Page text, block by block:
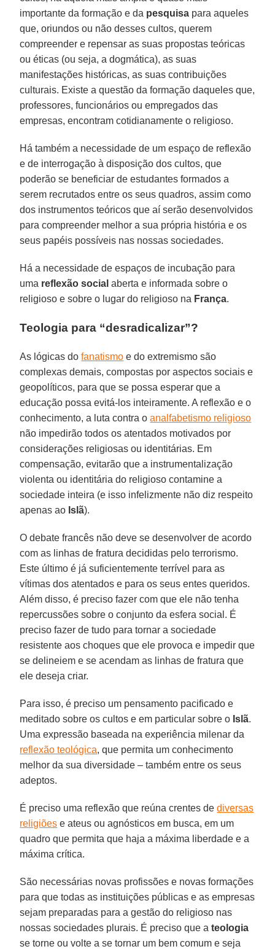
importante da formação e da pesquisa para aqueles
que, oriundos ou não desses cultos, querem
compreender e repensar as suas propostas teóricas
ou éticas (ou seja, a dogmática), as suas
manifestações históricas, as suas contribuições
culturais. Existe a questão da formação daqueles que,
professores, funcionários ou empregados das
empresas, encontram cotidianamente o religioso.
Há também a necessidade de um espaço de reflexão
e de interrogação à disposição dos cultos, que
poderão se beneficiar de estudantes formados a
serem recrutados entre os seus quadros, assim como
dos instrumentos teóricos que aí serão desenvolvidos
para compreender melhor a sua própria história e os
seus papéis possíveis nas nossas sociedades.
Há a necessidade de espaços de incubação para
uma reflexão social aberta e informada sobre o
religioso e sobre o lugar do religioso na França.
Teologia para “desradicalizar”?
As lógicas dofanatismo e do extremismo são
complexas demais, compostas por aspectos sociais e
geopolíticos, para que se possa esperar que a
educação possa evitá-los inteiramente. A reflexão e o
conhecimento, a luta contra oanalfabetismo religioso
não impedirão todos os atentados motivados por
considerações religiosas ou identitárias. Em
compensação, evitarão que a instrumentalização
violenta ou identitária do religioso contamine a
sociedade inteira (e isso infelizmente não diz respeito
apenas ao Islã).
O debate francês não deve se desenvolver de acordo
com as linhas de fratura decididas pelo terrorismo.
Este último é já suficientemente terrível para as
vítimas dos atentados e para os seus entes queridos.
Além disso, é preciso fazer com que ele não tenha
repercussões sobre o conjunto da esfera social. É
preciso fazer de tudo para tornar a sociedade
resistente aos choques que ele provoca e impedir que
se delineiem e se acendam as linhas de fratura que
ele deseja criar.
Para isso, é preciso um pensamento pacificado e
meditado sobre os cultos e em particular sobre o Islã.
Uma expressão baseada na experiência milenar da
reflexão teológica, que permita um conhecimento
melhor da sua diversidade – também entre os seus
adeptos.
É preciso uma reflexão que reúna crentes dediversas
religiões e ateus ou agnósticos em busca, em um
quadro que permita que haja a máxima liberdade e a
máxima crítica.
São necessárias novas profissões e novas formações
para que todas as instituições públicas e as empresas
sejam preparadas para a gestão do religioso nas
nossas sociedades plurais. É preciso que ateologia
se torne ou volte a se tornar um bem comum e seja